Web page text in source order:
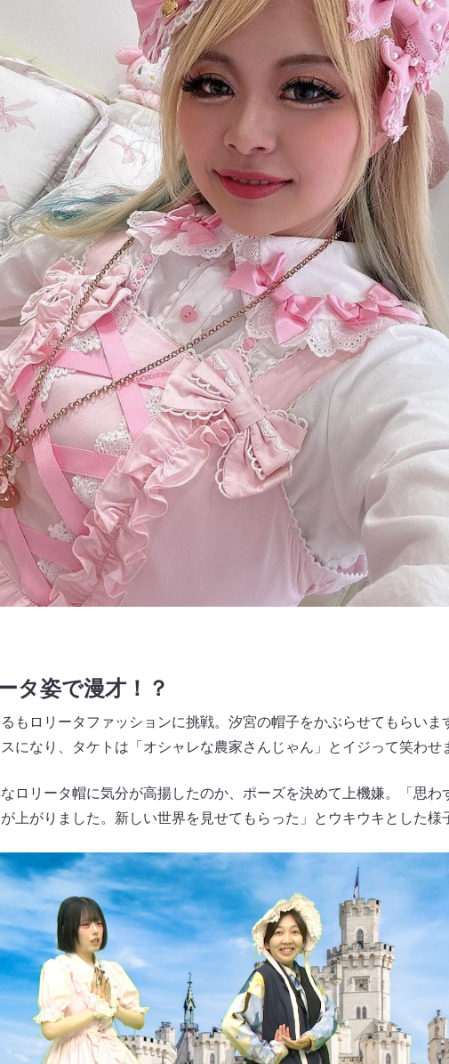
タ姿で漫才！？
もロリータファッションに挑戦。汐宮の帽子をかぶらせてもらいま
になり、タケトは「オシャレな農家さんじゃん」とイジって笑わせ
ロリータ帽に気分が高揚したのか、ポーズを決めて上機嫌。「思わ
上がりました。新しい世界を見せてもらった」とウキウキとした様